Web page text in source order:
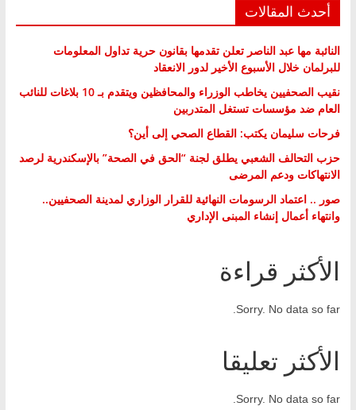
أحدث المقالات
النائبة مها عبد الناصر تعلن تقدمها بقانون حرية تداول المعلومات
للبرلمان خلال الأسبوع الأخير لدور الانعقاد
نقيب الصحفيين يخاطب الوزراء والمحافظين ويتقدم بـ 10 بلاغات للنائب
العام ضد مؤسسات تستغل المتدربين
فرحات سليمان يكتب: القطاع الصحي إلى أين؟
حزب التحالف الشعبي يطلق لجنة “الحق في الصحة” بالإسكندرية لرصد
الانتهاكات ودعم المرضى
صور .. اعتماد الرسومات النهائية للقرار الوزاري لمدينة الصحفيين..
وانتهاء أعمال إنشاء المبنى الإداري
الأكثر قراءة
Sorry. No data so far.
الأكثر تعليقا
Sorry. No data so far.